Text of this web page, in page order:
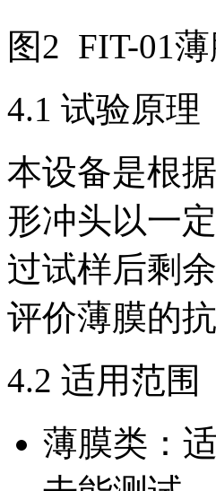
图2 FIT-01
4.1 试验原理
本设备是根
形冲头以一
过试样后剩
评价薄膜的
4.2 适用范围
薄膜类：